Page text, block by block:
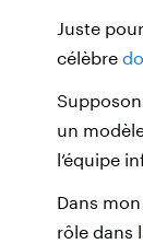
Juste
célèbre
un
l’équipe
Dans
rôle dans